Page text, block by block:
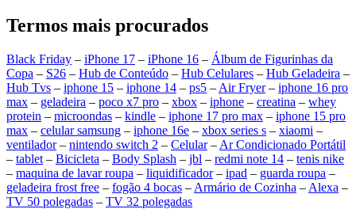
Termos mais procurados
Black Friday – iPhone 17 – iPhone 16 – Álbum de Figurinhas da
Copa – S26 – Hub de Conteúdo – Hub Celulares – Hub Geladeira –
Hub Tvs – iphone 15 – iphone 14 – ps5 – Air Fryer– iphone 16 pro
max – geladeira – poco x7 pro – xbox – iphone – creatina – whey
protein – microondas – kindle – iphone 17 pro max – iphone 15 pro
max – celular samsung – iphone 16e – xbox series s – xiaomi –
ventilador– nintendo switch 2 – Celular– Ar Condicionado Portátil
– tablet – Bicicleta – Body Splash – jbl – redmi note 14 – tenis nike
– maquina de lavar roupa – liquidificador– ipad – guarda roupa –
geladeira frost free – fogão 4 bocas – Armário de Cozinha – Alexa –
TV 50 polegadas – TV 32 polegadas